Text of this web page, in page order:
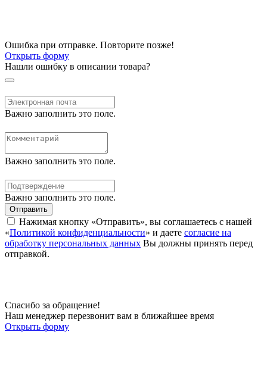
Ошибка при отправке. Повторите позже!
Открыть форму
Нашли ошибку в описании товара?
Важно заполнить это поле.
Важно заполнить это поле.
Важно заполнить это поле.
Отправить
Нажимая кнопку «Отправить», вы соглашаетесь с нашей
«Политикой конфиденциальности» и даете согласие на
обработку персональных данных Вы должны принять перед
отправкой.
Спасибо за обращение!
Наш менеджер перезвонит вам в ближайшее время
Открыть форму